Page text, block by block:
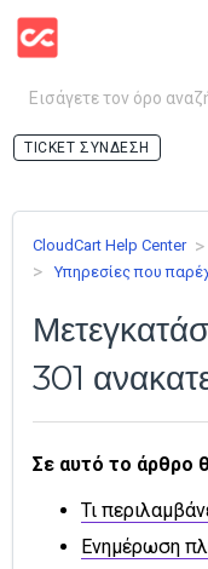
ΣΎΝΔΕΣΗ
CloudCart Help Center
Υπηρεσίες που
301
Σε αυτό το άρθρο
Τι
Ενημέρωση